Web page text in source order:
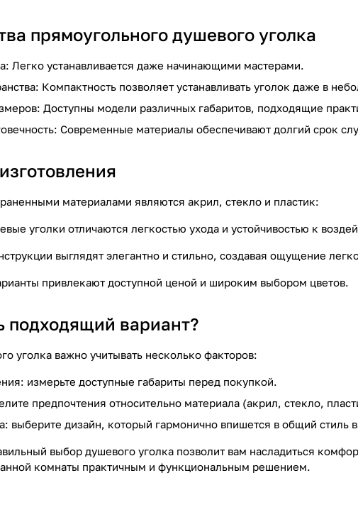
прямоугольного душевого уголка
Легко устанавливается даже начинающими мастерами.
Компактность позволяет устанавливать уголок даже в
Доступны модели различных габаритов, подходящие
Современные материалы обеспечивают долгий срок
материалами являются акрил, стекло и пластик:
уголки отличаются легкостью ухода и устойчивостью к
выглядят элегантно и стильно, создавая ощущение
привлекают доступной ценой и широким выбором цветов.
подходящий вариант?
уголка важно учитывать несколько факторов:
измерьте доступные габариты перед покупкой.
предпочтения относительно материала (акрил, стекло,
выберите дизайн, который гармонично впишется в общий стиль
выбор душевого уголка позволит вам насладиться
комнаты практичным и функциональным решением.